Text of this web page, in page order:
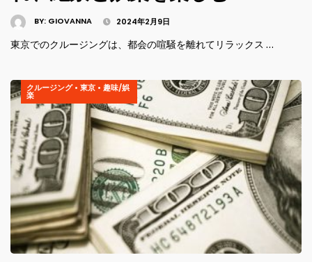
BY: GIOVANNA 2024年2月9日
東京でのクルージングは、都会の喧騒を離れてリラックス …
クルージング• 東京 • 趣味/娯
楽